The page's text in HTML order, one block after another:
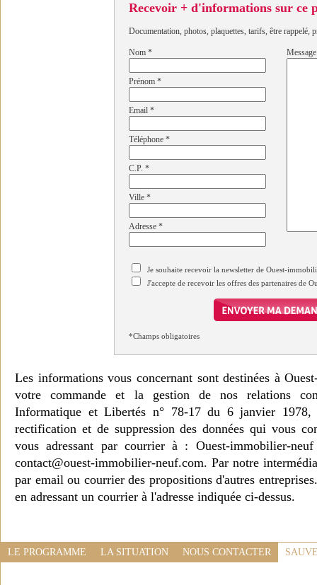
Recevoir + d'informations sur ce
Documentation, photos, plaquettes, tarifs, être rappelé,
Nom *
Prénom *
Email *
Téléphone *
C.P. *
Ville *
Adresse *
Message
Je souhaite recevoir la newsletter de Ouest-
J'accepte de recevoir les offres des partenaires de
*Champs obligatoires
Les informations vous concernant sont destinées à
votre commande et la gestion de nos relations
Informatique et Libertés n° 78-17 du 6 janvier 1978,
rectification et de suppression des données qui vous
vous adressant par courrier à : Ouest-immobilier-
contact@ouest-immobilier-neuf.com. Par notre
par email ou courrier des propositions d'autres
en adressant un courrier à l'adresse indiquée ci-dessus.
LE PROGRAMME LA SITUATION NOUS CONTACTER